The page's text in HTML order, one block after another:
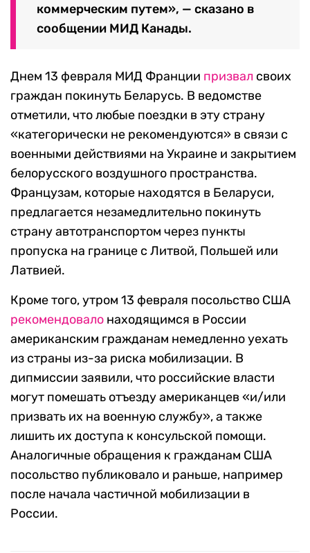
коммерческим путем», — сказано в
сообщении МИД Канады.
Днем 13 февраля МИД Франции призвал своих
граждан покинуть Беларусь. В ведомстве
отметили, что любые поездки в эту страну
«категорически не рекомендуются» в связи с
военными действиями на Украине и закрытием
белорусского воздушного пространства.
Французам, которые находятся в Беларуси,
предлагается незамедлительно покинуть
страну автотранспортом через пункты
пропуска на границе с Литвой, Польшей или
Латвией.
Кроме того, утром 13 февраля посольство США
рекомендовало находящимся в России
американским гражданам немедленно уехать
из страны из-за риска мобилизации. В
дипмиссии заявили, что российские власти
могут помешать отъезду американцев «и/или
призвать их на военную службу», а также
лишить их доступа к консульской помощи.
Аналогичные обращения к гражданам США
посольство публиковало и раньше, например
после начала частичной мобилизации в
России.